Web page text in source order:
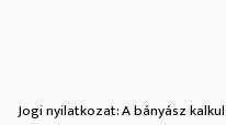
Jogi nyilatkozat: A bányász